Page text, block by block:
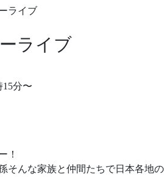
ライブ
ライブ
15分〜
！
そんな家族と仲間たちで日本各地の